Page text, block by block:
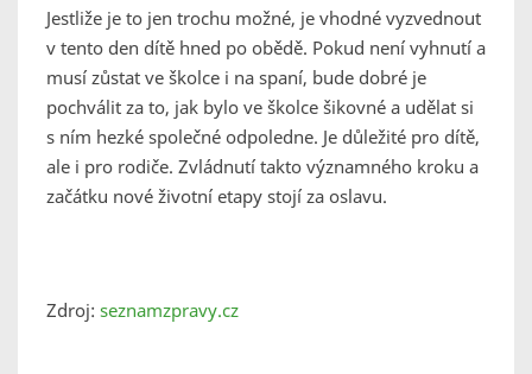
Jestliže je to jen trochu možné, je vhodné vyzvednout
v tento den dítě hned po obědě. Pokud není vyhnutí a
musí zůstat ve školce i na spaní, bude dobré je
pochválit za to, jak bylo ve školce šikovné a udělat si
s ním hezké společné odpoledne. Je důležité pro dítě,
ale i pro rodiče. Zvládnutí takto významného kroku a
začátku nové životní etapy stojí za oslavu.
Zdroj: seznamzpravy.cz